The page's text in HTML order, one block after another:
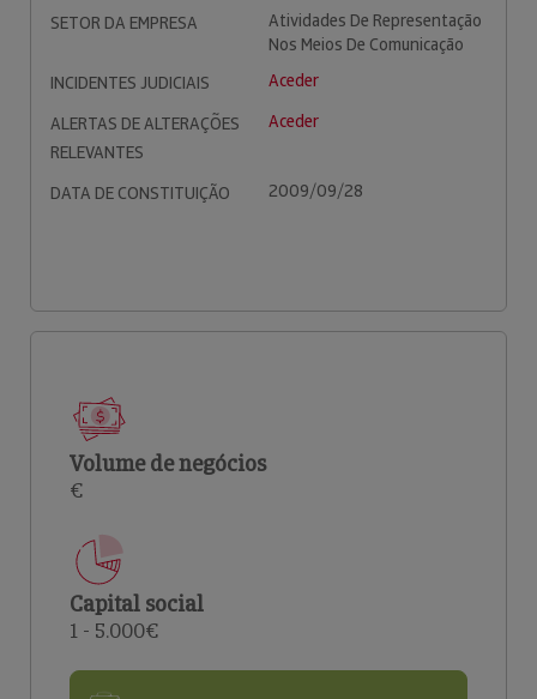
SETOR DA EMPRESA
Atividades De Representação
Nos Meios De Comunicação
INCIDENTES JUDICIAIS
Aceder
ALERTAS DE ALTERAÇÕES
RELEVANTES
Aceder
DATA DE CONSTITUIÇÃO 2009/09/28
Volume de negócios
€
Capital social
1 - 5.000€